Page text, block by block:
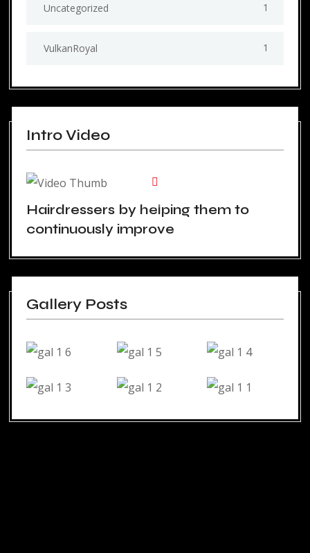
Uncategorized 1
VulkanRoyal 1
Intro Video
Hairdressers by helping them to
continuously improve
Gallery Posts